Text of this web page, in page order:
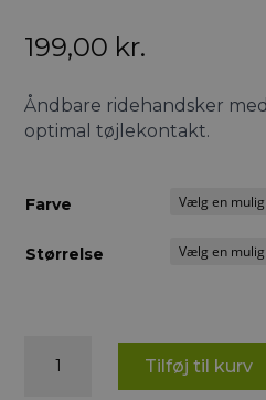
199,00 kr.
Åndbare ridehandsker
optimal tøjlekontakt.
Farve
Størrelse
Collection
Tilføj til kurv